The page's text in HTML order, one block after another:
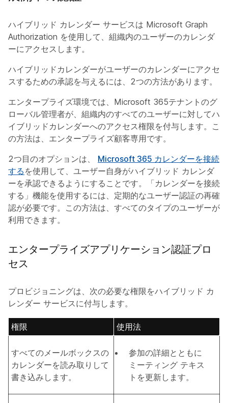
ハイブリッド カレンダー サービスは Microsoft Graph
Authorization を使用して、組織内のユーザーのカレンダ
ーにアクセスします。
ハイブリッドカレンダーがユーザーのカレンダーにアクセ
スするための承認を与えるには、2つの方法があります。
エンタープライズ環境では、Microsoft 365テナントのグ
ローバル管理者が、組織内のすべてのユーザーに対してハ
イブリッドカレンダーへのアクセス権限を付与します。こ
の方法は、エンタープライズ顧客専用です。
2つ目のオプションは、 Microsoft 365 カレンダーを接続
する を使用して、ユーザー自身がハイブリッド カレンダ
ーを承認できるようにすることです。「カレンダーを接続
する」機能を使用するには、定期的なユーザー認証の再確
認が必要です。この方法は、すべてのタイプのユーザーが
利用できます。
エンタープライズアプリケーション認証プロ
セス
プロビジョニングは、次の必要な権限をハイブリッド カ
レンダー サービスに付与します。
権限 使用法
すべてのメールボックスの
カレンダーを読み取りして
書き込みします。
参加の詳細とともに
ミーティング テキス
トを更新します。